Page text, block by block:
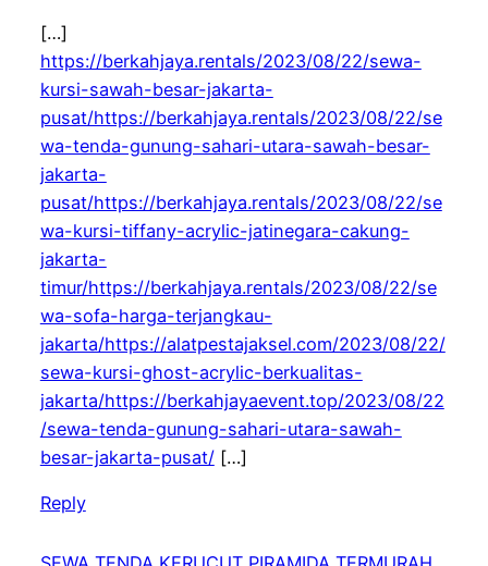
[…]
https://berkahjaya.rentals/2023/08/22/sewa-
kursi-sawah-besar-jakarta-
pusat/https://berkahjaya.rentals/2023/08/22/se
wa-tenda-gunung-sahari-utara-sawah-besar-
jakarta-
pusat/https://berkahjaya.rentals/2023/08/22/se
wa-kursi-tiffany-acrylic-jatinegara-cakung-
jakarta-
timur/https://berkahjaya.rentals/2023/08/22/se
wa-sofa-harga-terjangkau-
jakarta/https://alatpestajaksel.com/2023/08/22/
sewa-kursi-ghost-acrylic-berkualitas-
jakarta/https://berkahjayaevent.top/2023/08/22
/sewa-tenda-gunung-sahari-utara-sawah-
besar-jakarta-pusat/[…]
Reply